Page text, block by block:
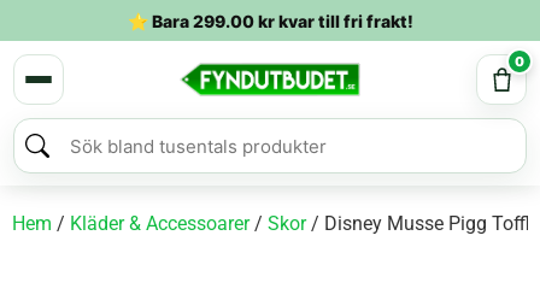
⭐ Bara299.00krkvar till fri frakt!
0
Hem / Kläder & Accessoarer/ Skor/ Disney Musse Pigg